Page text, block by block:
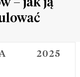
2025